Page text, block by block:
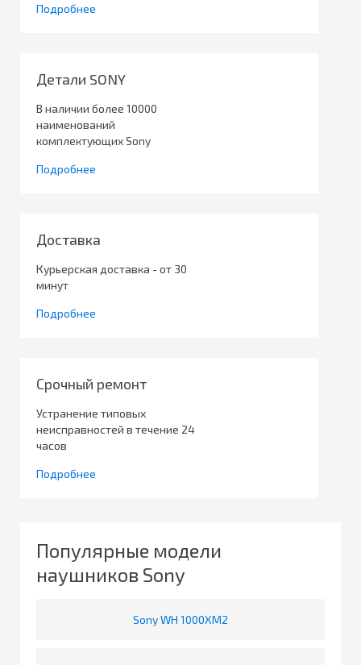
Подробнее
Детали SONY
В наличии более 10000
наименований
комплектующих Sony
Подробнее
Доставка
Курьерская доставка - от 30
минут
Подробнее
Срочный ремонт
Устранение типовых
неисправностей в течение 24
часов
Подробнее
Популярные модели
наушников Sony
Sony WH 1000XM2